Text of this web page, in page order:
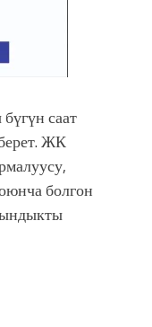
саат
ЖК
болгон